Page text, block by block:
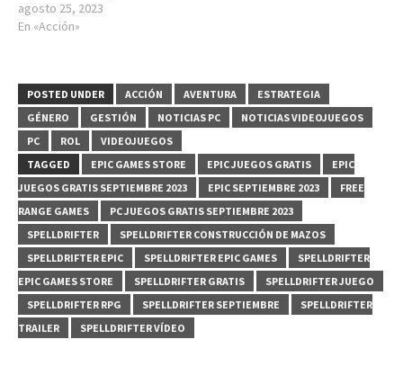
agosto 25, 2023
En «Acción»
POSTED UNDER ACCIÓN AVENTURA
ESTRATEGIA
GÉNERO
GESTIÓN NOTICIAS PC
NOTICIAS VIDEOJUEGOS
PC
ROL
VIDEOJUEGOS
TAGGED
EPIC GAMES STORE EPIC JUEGOS GRATIS
EPIC
JUEGOS GRATIS SEPTIEMBRE 2023
EPIC SEPTIEMBRE 2023
FREE
RANGE GAMES
PC JUEGOS GRATIS SEPTIEMBRE 2023
SPELLDRIFTER
SPELLDRIFTER CONSTRUCCIÓN DE MAZOS
SPELLDRIFTER EPIC
SPELLDRIFTER EPIC GAMES
SPELLDRIFTER
EPIC GAMES STORE
SPELLDRIFTER GRATIS
SPELLDRIFTER JUEGO
SPELLDRIFTER RPG
SPELLDRIFTER SEPTIEMBRE
SPELLDRIFTER
TRAILER
SPELLDRIFTER VÍDEO